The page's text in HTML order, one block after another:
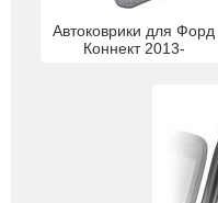
Автоковрики для Форд
Коннект 2013-